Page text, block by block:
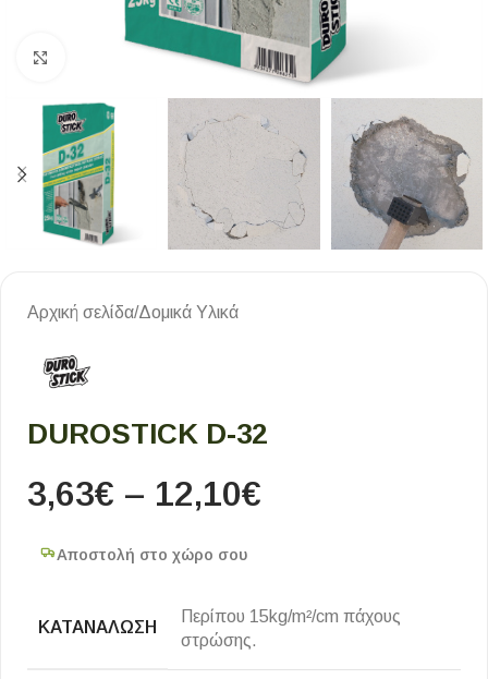
Κλικ για μεγέθυνση
Αρχική σελίδα/Δομικά Υλικά
DUROSTICK D-32
3,63€ – 12,10€
Αποστολή στο χώρο σου
ΚΑΤΑΝΆΛΩΣΗ
Περίπου 15kg/m²/cm πάχους
στρώσης.